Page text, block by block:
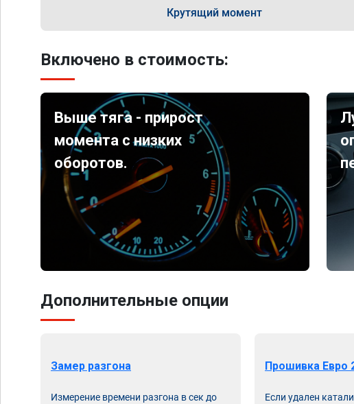
Крутящий момент
Включено в стоимость:
Выше тяга - прирост
момента с низких
оборотов.
Дополнительные опции
Замер разгона
Измерение времени разгона в сек до
Прошивка Евро
Если удален